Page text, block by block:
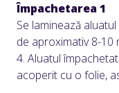
Împachetarea 1
Se laminează
de aproximativ 8-10
4. Aluatul
acoperit cu o folie,